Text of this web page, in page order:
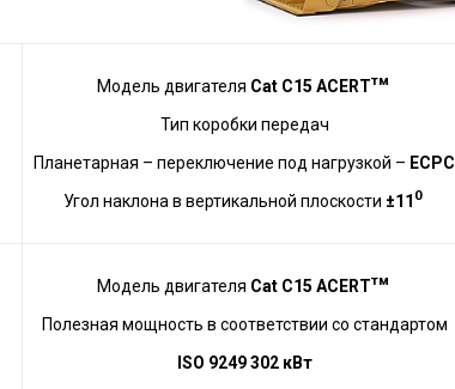
Модель двигателя Cat C15 ACERTтм
Тип коробки передач
Планетарная – переключение под нагрузкой – ECPC
Угол наклона в вертикальной плоскости ±11 0
Модель двигателя Cat C15 ACERTтм
Полезная мощность в соответствии со стандартом
ISO 9249 302 кВт